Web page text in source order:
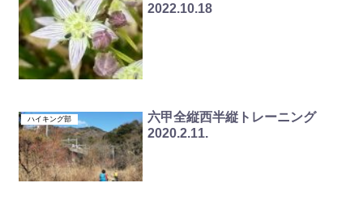
2022.10.18
ハイキング部
六甲全縦西半縦トレーニング
2020.2.11.